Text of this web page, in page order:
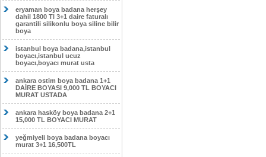
eryaman boya badana herşey
dahil 1800 Tl 3+1 daire faturalı
garantili silikonlu boya siline bilir
boya
istanbul boya badana,istanbul
boyacı,istanbul ucuz
boyacı,boyacı murat usta
ankara ostim boya badana 1+1
DAİRE BOYASI 9,000 TL BOYACI
MURAT USTADA
ankara hasköy boya badana 2+1
15,000 TL BOYACI MURAT
yeğmiyeli boya badana boyacı
murat 3+1 16,500TL